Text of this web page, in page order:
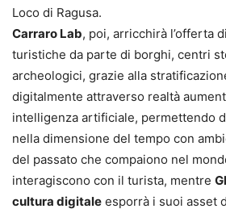
Loco di Ragusa.
Carraro Lab, poi, arricchirà l’offerta
turistiche da parte di borghi, centri
archeologici, grazie alla
digitalmente attraverso realtà
intelligenza artificiale, permettendo
nella dimensione del tempo con
del passato che compaiono nel
interagiscono con il turista, mentre
cultura digitale esporrà i suoi asset